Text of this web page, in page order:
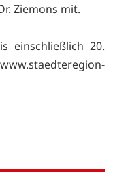
Ziemons mit.
einschließlich 20.